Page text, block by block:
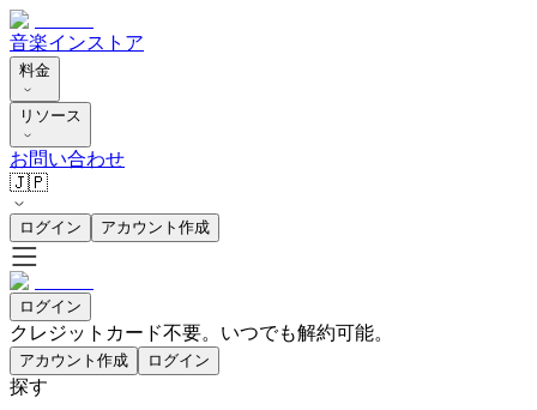
音楽インストア
料金
リソース
お問い合わせ
🇯🇵
ログイン アカウント作成
ログイン
クレジットカード不要。いつでも解約可能。
アカウント作成 ログイン
探す